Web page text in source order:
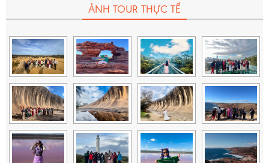
(***Khoản tiền nàykhông được tính
thu của công ty, không được công ty xuất hóa đơn
và sẽ được thu riêng trước khi khởi hành tour).
Bảo hiểm du lịch với mức bồi thường cao nhất là
50.000 USD/vụ.
ẢNH TOUR THỰC TẾ